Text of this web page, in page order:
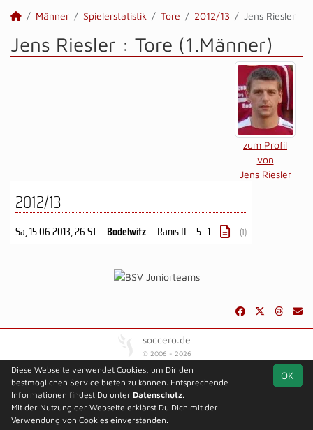
Männer Spielerstatistik Tore 2012/13 Jens Riesler
Jens Riesler : Tore (1.Männer)
zum Profil
von
Jens Riesler
2012/13
Sa, 15.06.2013, 26.ST Bodelwitz : Ranis II 5 : 1 (1)
soccero.de
© 2006 - 2026
Besucherstatistik Kontakt Impressum OK
Diese Webseite verwendet Cookies, um Dir den
bestmöglichen Service bieten zu können. Entsprechende
Informationen findest Du unter Datenschutz.
Mit der Nutzung der Webseite erklärst Du Dich mit der
Verwendung von Cookies einverstanden.